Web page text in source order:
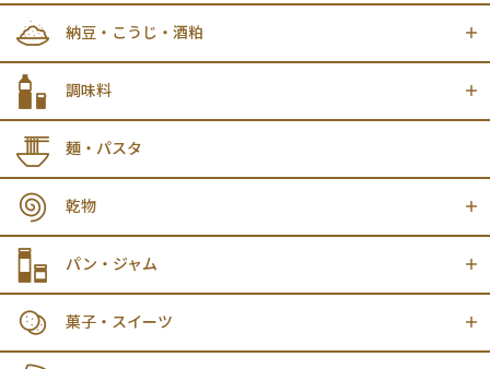
納豆・こうじ・酒粕
調味料
麺・パスタ
乾物
パン・ジャム
菓子・スイーツ